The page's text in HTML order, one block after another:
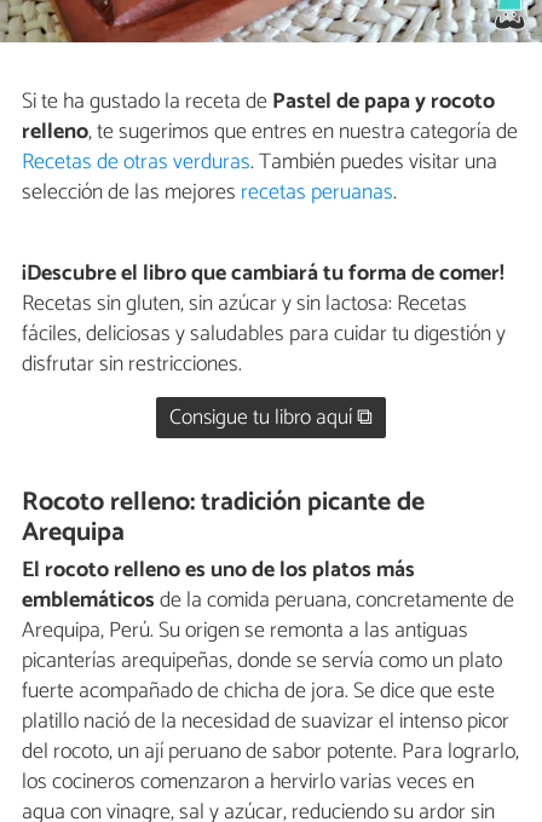
Si te ha gustado la receta dePastel de papa y rocoto
relleno, te sugerimos que entres en nuestra categoría de
Recetas de otras verduras. También puedes visitar una
selección de las mejores recetas peruanas.
¡Descubre el libro que cambiará tu forma de comer!
Recetas sin gluten, sin azúcar y sin lactosa: Recetas
fáciles, deliciosas y saludables para cuidar tu digestión y
disfrutar sin restricciones.
Consigue tu libro aquí ⧉
Rocoto relleno: tradición picante de
Arequipa
El rocoto relleno es uno de los platos más
emblemáticosde la comida peruana, concretamente de
Arequipa, Perú. Su origen se remonta a las antiguas
picanterías arequipeñas, donde se servía como un plato
fuerte acompañado de chicha de jora. Se dice que este
platillo nació de la necesidad de suavizar el intenso picor
del rocoto, un ají peruano de sabor potente. Para lograrlo,
los cocineros comenzaron a hervirlo varias veces en
agua con vinagre, sal y azúcar, reduciendo su ardor sin